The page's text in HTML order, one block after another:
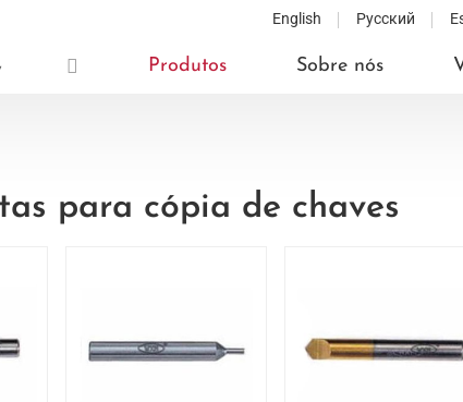
English Русский
Produtos Sobre nós
para cópia de chaves